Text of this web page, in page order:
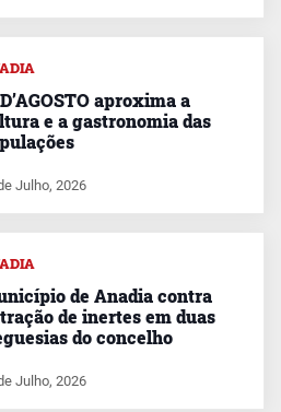
aproxima a
e a gastronomia das
Julho, 2026
de Anadia contra
de inertes em duas
do concelho
Julho, 2026